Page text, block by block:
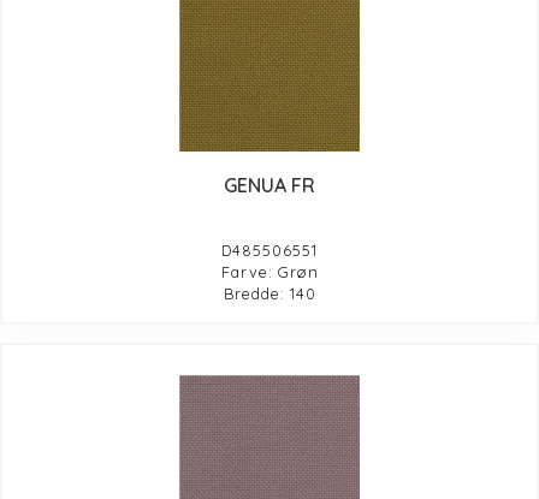
GENUA FR
D485506551
Farve: Grøn
Bredde: 140